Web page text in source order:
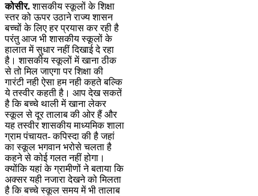
कोसीर.शासकीय स्कूलों के शिक्षा
स्तर को ऊपर उठाने राज्य शासन
बच्चों के लिए हर प्रयास कर रही है
परंतु आज भी शासकीय स्कूलों के
हालात में सुधार नहीं दिखाई दे रहा
है। शासकीय स्कूलों में खाना ठीक
से तो मिल जाएगा पर शिक्षा की
गारंटी नही ऐसा हम नही कहते बल्कि
ये तस्वीर कहती है। आप देख सकतें
है कि बच्चे थाली में खाना लेकर
स्कूल से दूर तालाब की ओर हैं और
यह तस्वीर शासकीय माध्यमिक शाला
ग्राम पंचायत- कपिस्दा की है जहां
का स्कूल भगवान भरोसे चलता है
कहने से कोई गलत नहीं होगा।
क्योंकि यहां के ग्रामीणों ने बताया कि
अक्सर यही नजारा देखने को मिलता
है कि बच्चे स्कूल समय में भी तालाब